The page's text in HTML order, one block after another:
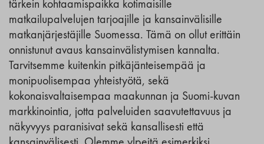
tärkein kohtaamispaikka kotimaisille
matkailupalvelujen tarjoajille ja kansainvälisille
matkanjärjestäjille Suomessa. Tämä on ollut erittäin
onnistunut avaus kansainvälistymisen kannalta.
Tarvitsemme kuitenkin pitkäjänteisempää ja
monipuolisempaa yhteistyötä, sekä
kokonaisvaltaisempaa maakunnan ja Suomi-kuvan
markkinointia, jotta palveluiden saavutettavuus ja
näkyvyys paranisivat sekä kansallisesti että